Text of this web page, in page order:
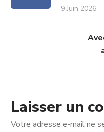
9 Juin 2026
Laisser un
Votre adresse e-mail ne